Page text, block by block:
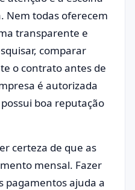
Nem todas oferecem
transparente e
comparar
o contrato antes de
é autorizada
boa reputação
certeza de que as
mensal. Fazer
pagamentos ajuda a